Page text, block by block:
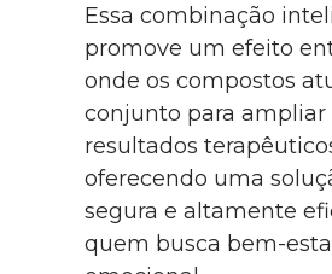
Essa combinação
promove um efeito
onde os compostos
conjunto para ampliar
resultados
oferecendo uma
segura e altamente
quem busca bem-